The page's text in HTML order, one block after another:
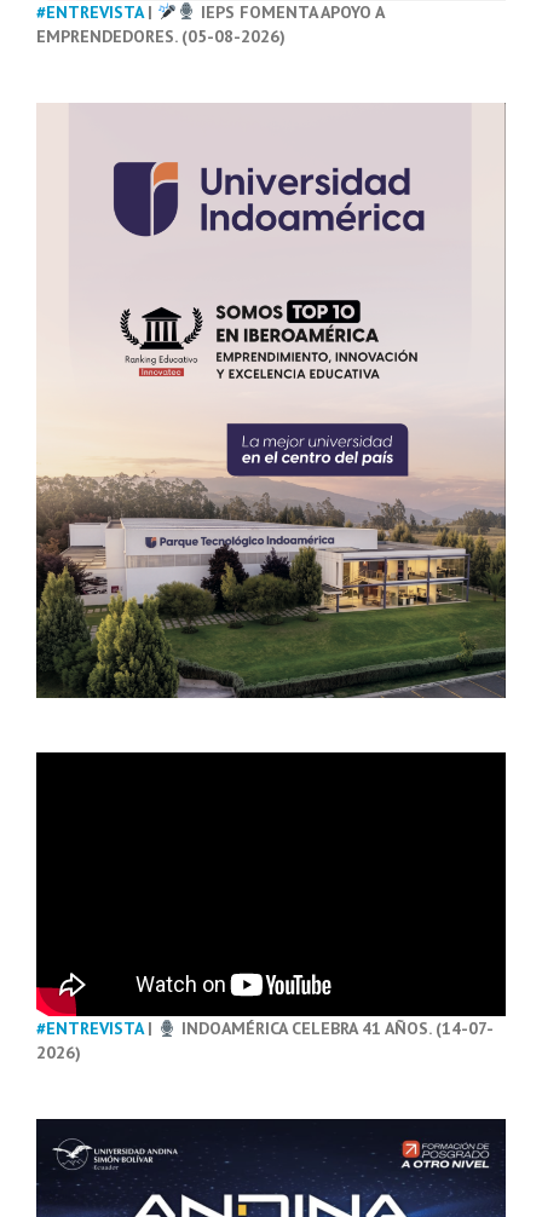
#ENTREVISTA|
IEPS FOMENTA APOYO A
EMPRENDEDORES. (05-08-2026)
#ENTREVISTA|
INDOAMÉRICA CELEBRA 41 AÑOS. (14-07-
2026)